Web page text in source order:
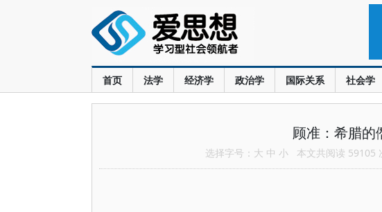
首页 法学 经济学 政治学 国际关系 社会学
顾准：希腊的
选择字号： 大 中 小 本文共阅读 59105